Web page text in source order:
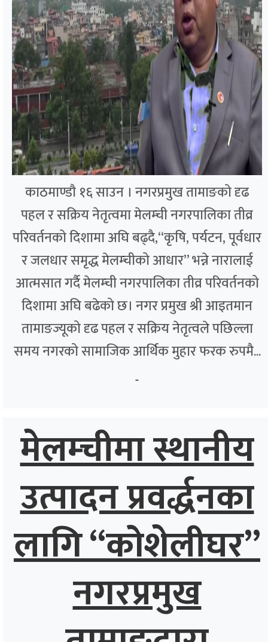
काठमाण्डौ १६ साउन । नगरप्रमुख तामाङको दृढ
पहल र सक्रिय नेतृत्वमा मेलम्ची नगरपालिका तीव्र
परिवर्तनको दिशामा अघि बढ्दै,“कृषि, पर्यटन, पूर्वधार
र जलधार समृद्ध मेलम्चीको आधार” भन्ने नारालाई
आत्मसात गर्दै मेलम्ची नगरपालिका तीव्र परिवर्तनको
दिशामा अघि बढेको छ। नगर प्रमुख श्री आइतमान
तामाङज्यूको दृढ पहल र सक्रिय नेतृत्वले पछिल्ला
समय नगरको सामाजिक आर्थिक मुहार फरक रुपमै...
मेलम्चीमा स्थानीय
उत्पादन प्रवर्द्धनका
लागि “कोशेलीघर”
नगरप्रमुख